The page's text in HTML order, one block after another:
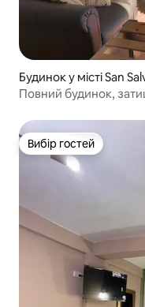
Будинок у місті San
Повний будинок,
Вибір гостей
Вибір гостей